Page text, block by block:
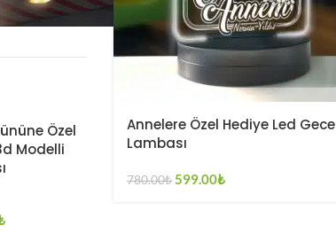
Özel
Modelli
Annelere Özel Hediye Led Gece
Lambası
780.00₺599.00₺